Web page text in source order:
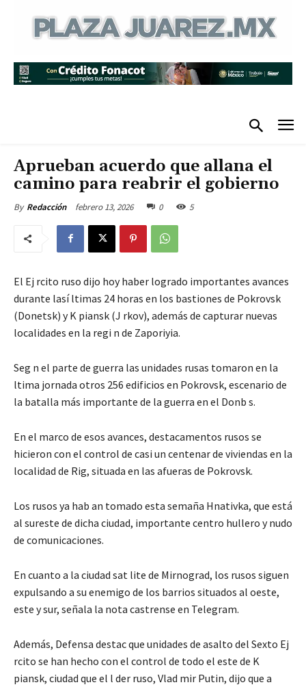
Aprueban acuerdo que allana el
camino para reabrir el gobierno
By Redacción febrero 13, 2026 0 5
El Ej rcito ruso dijo hoy haber logrado importantes avances
durante lasí ltimas 24 horas en los bastiones de Pokrovsk
(Donetsk) y K piansk (J rkov), además de capturar nuevas
localidades en la regi n de Zaporiyia.
Seg n el parte de guerra las unidades rusas tomaron en la
ltima jornada otros 256 edificios en Pokrovsk, escenario de
la batalla más importante de la guerra en el Donb s.
En el marco de esos avances, destacamentos rusos se
hicieron con el control de casi un centenar de viviendas en la
localidad de Rig, situada en las afueras de Pokrovsk.
Los rusos ya hab an tomado esta semaña Hnativka, que está
al sureste de dicha ciudad, importante centro hullero y nudo
de comunicaciones.
En cuanto a la ciudad sat lite de Mirnograd, los rusos siguen
expulsando a su enemigo de los barrios situados al oeste,
este y sur, señala la nota castrense en Telegram.
Además, Defensa destac que unidades de asalto del Sexto Ej
rcito se han hecho con el control de todo el este de K
piansk, ciudad que el l der ruso, Vlad mir Putin, dijo que a